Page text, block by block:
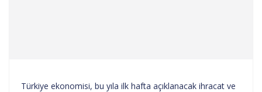
Türkiye ekonomisi, bu yıla ilk hafta açıklanacak ihracat ve